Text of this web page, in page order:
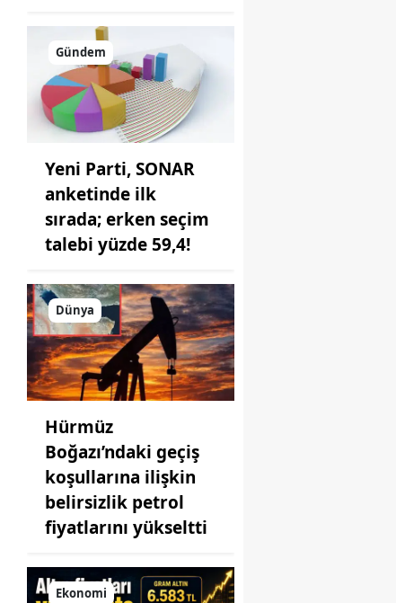
Gündem
Yeni Parti, SONAR
anketinde ilk
sırada; erken seçim
talebi yüzde 59,4!
Dünya
Hürmüz
Boğazı’ndaki geçiş
koşullarına ilişkin
belirsizlik petrol
fiyatlarını yükseltti
Ekonomi